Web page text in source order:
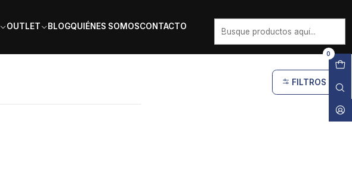
OUTLET BLOGQUIÉNES SOMOSCONTACTO
0
FILTROS